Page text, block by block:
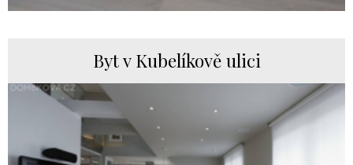
Byt v Kubelíkově ulici